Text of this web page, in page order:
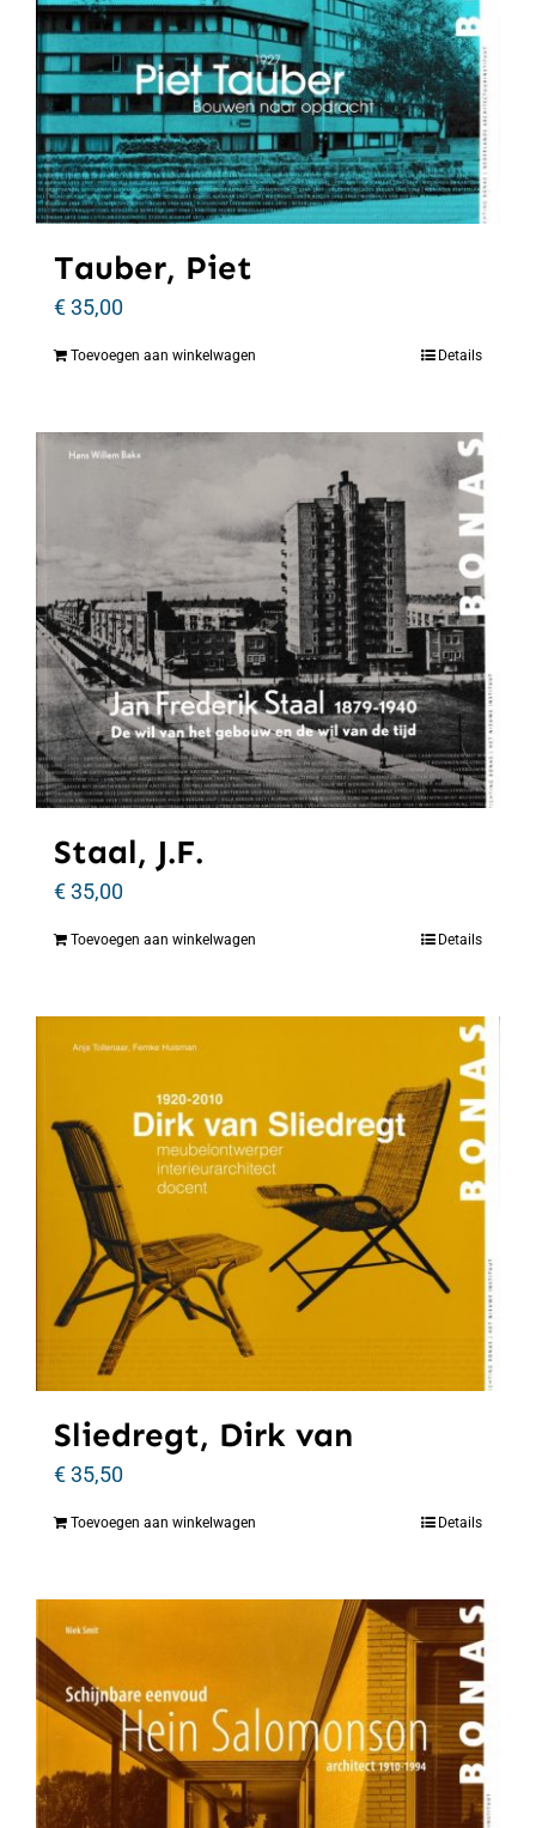
Tauber, Piet
€35,00
Toevoegen aan winkelwagen Details
Staal, J.F.
€35,00
Toevoegen aan winkelwagen Details
Sliedregt, Dirk van
€35,50
Toevoegen aan winkelwagen Details